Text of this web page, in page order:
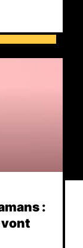
:
vont